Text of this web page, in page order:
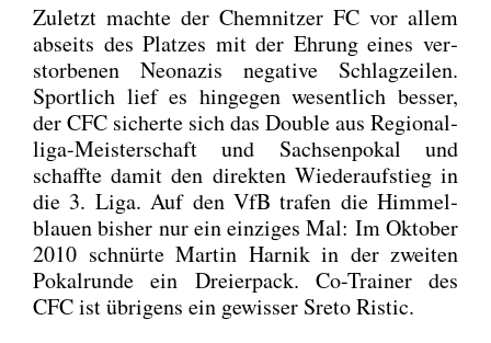
Zuletzt mach­te der Chem­nit­zer FC vor allem
abseits des Plat­zes mit der Ehrung eines ver­
stor­be­nen Neo­na­zis nega­ti­ve Schlag­zei­len.
Sport­lich lief es hin­ge­gen wesent­lich bes­ser,
der CFC sicher­te sich das Dou­ble aus Regio­nal­
li­ga-Meis­ter­schaft und Sach­sen­po­kal und
schaff­te damit den direk­ten Wie­der­auf­stieg in
die 3. Liga. Auf den VfB tra­fen die Him­mel­
blau­en bis­her nur ein ein­zi­ges Mal: Im Okto­ber
2010 schnür­te Mar­tin Har­nik in der zwei­ten
Pokal­run­de ein Drei­er­pack. Co-Trai­ner des
CFC ist übri­gens ein gewis­ser Sre­to Ristic.